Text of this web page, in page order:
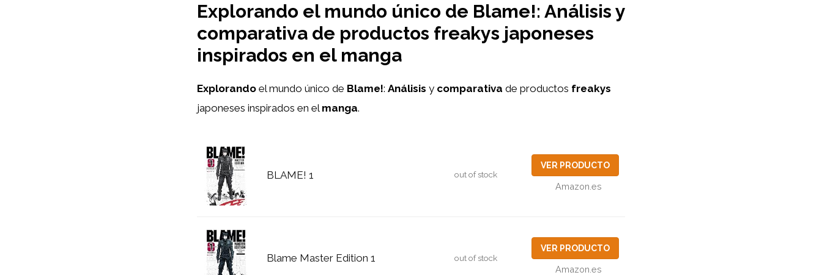
Explorando el mundo único de Blame!: Análisis y
comparativa de productos freakys japoneses
inspirados en el manga
Explorando el mundo único de Blame!: Análisis y comparativa de productos freakys
japoneses inspirados en el manga.
BLAME! 1 out of stock
VER PRODUCTO
Amazon.es
Blame Master Edition 1 out of stock
VER PRODUCTO
Amazon.es